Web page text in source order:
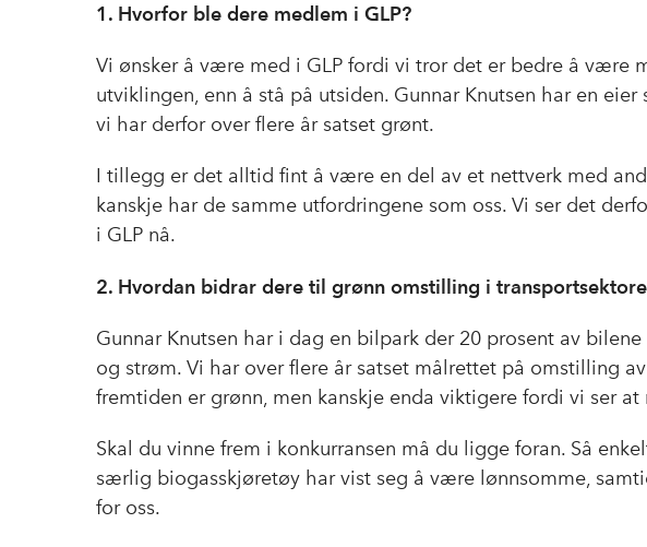
1. Hvorfor ble dere medlem i GLP?
Vi ønsker å være med i GLP fordi vi tror det er bedre å være
utviklingen, enn å stå på utsiden. Gunnar Knutsen har en
vi har derfor over flere år satset grønt.
I tillegg er det alltid fint å være en del av et nettverk med
kanskje har de samme utfordringene som oss. Vi ser det
i GLP nå.
2. Hvordan bidrar dere til grønn omstilling i
Gunnar Knutsen har i dag en bilpark der 20 prosent av
og strøm. Vi har over flere år satset målrettet på omstilling
fremtiden er grønn, men kanskje enda viktigere fordi vi ser
Skal du vinne frem i konkurransen må du ligge foran. Så
særlig biogasskjøretøy har vist seg å være lønnsomme,
for oss.